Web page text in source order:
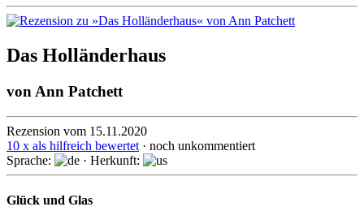
Das Holländerhaus
vonAnn Patchett
Rezension vom 15.11.2020
10 x als hilfreich bewertet · noch unkommentiert
Sprache:
· Herkunft:
Glück und Glas